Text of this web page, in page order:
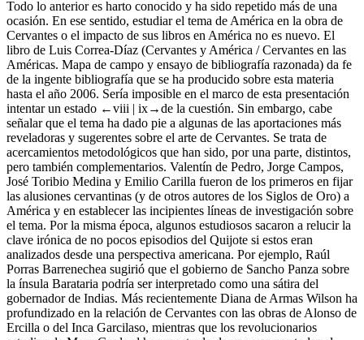
Todo lo anterior es harto conocido y ha sido repetido más de una
ocasión. En ese sentido, estudiar el tema de América en la obra de
Cervantes o el impacto de sus libros en América no es nuevo. El
libro de Luis Correa-Díaz (Cervantes y América / Cervantes en las
Américas. Mapa de campo y ensayo de bibliografía razonada) da fe
de la ingente bibliografía que se ha producido sobre esta materia
hasta el año 2006. Sería imposible en el marco de esta presentación
intentar un estado ←viii | ix→de la cuestión. Sin embargo, cabe
señalar que el tema ha dado pie a algunas de las aportaciones más
reveladoras y sugerentes sobre el arte de Cervantes. Se trata de
acercamientos metodológicos que han sido, por una parte, distintos,
pero también complementarios. Valentín de Pedro, Jorge Campos,
José Toribio Medina y Emilio Carilla fueron de los primeros en fijar
las alusiones cervantinas (y de otros autores de los Siglos de Oro) a
América y en establecer las incipientes líneas de investigación sobre
el tema. Por la misma época, algunos estudiosos sacaron a relucir la
clave irónica de no pocos episodios del Quijote si estos eran
analizados desde una perspectiva americana. Por ejemplo, Raúl
Porras Barrenechea sugirió que el gobierno de Sancho Panza sobre
la ínsula Barataria podría ser interpretado como una sátira del
gobernador de Indias. Más recientemente Diana de Armas Wilson ha
profundizado en la relación de Cervantes con las obras de Alonso de
Ercilla o del Inca Garcilaso, mientras que los revolucionarios